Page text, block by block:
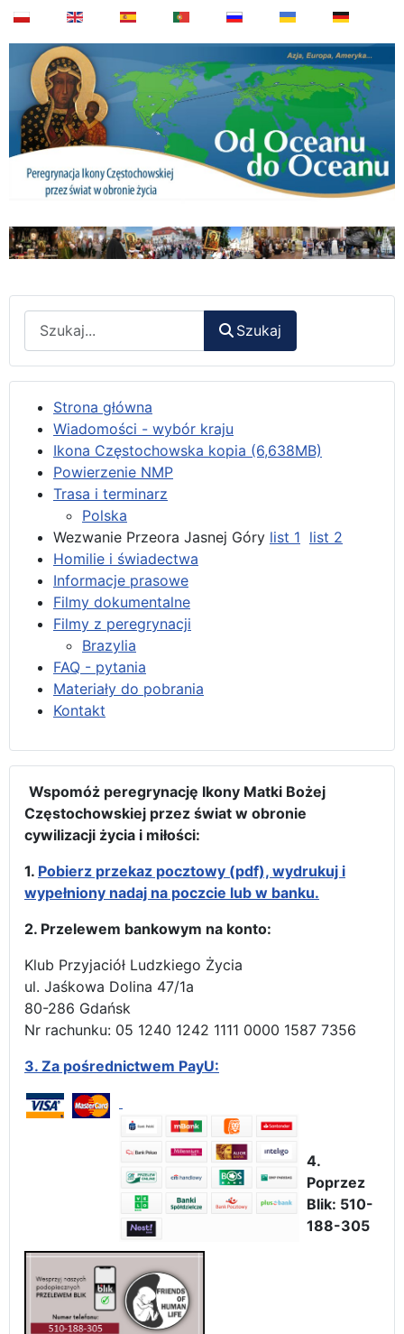
Szukaj
Strona główna
Wiadomości - wybór kraju
Ikona Częstochowska kopia (6,638MB)
Powierzenie NMP
Trasa i terminarz
Polska
Wezwanie Przeora Jasnej Góry list 1 list 2
Homilie i świadectwa
Informacje prasowe
Filmy dokumentalne
Filmy z peregrynacji
Brazylia
FAQ - pytania
Materiały do pobrania
Kontakt
Wspomóż peregrynację Ikony Matki Bożej
Częstochowskiej przez świat w obronie
cywilizacji życia i miłości:
1. Pobierz przekaz pocztowy (pdf), wydrukuj i
wypełniony nadaj na poczcie lub w banku.
2. Przelewem bankowym na konto:
Klub Przyjaciół Ludzkiego Życia
ul. Jaśkowa Dolina 47/1a
80-286 Gdańsk
Nr rachunku: 05 1240 1242 1111 0000 1587 7356
3. Za pośrednictwem PayU:
4.
Poprzez
Blik: 510-
188-305